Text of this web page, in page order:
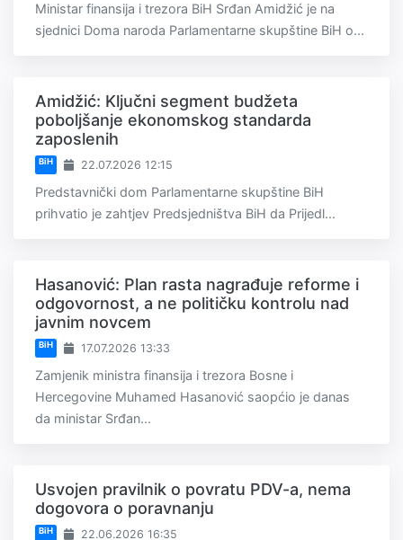
Ministar finansija i trezora BiH Srđan Amidžić je na
sjednici Doma naroda Parlamentarne skupštine BiH o...
Amidžić: Ključni segment budžeta
poboljšanje ekonomskog standarda
zaposlenih
BiH 22.07.2026 12:15
Predstavnički dom Parlamentarne skupštine BiH
prihvatio je zahtjev Predsjedništva BiH da Prijedl...
Hasanović: Plan rasta nagrađuje reforme i
odgovornost, a ne političku kontrolu nad
javnim novcem
BiH 17.07.2026 13:33
Zamjenik ministra finansija i trezora Bosne i
Hercegovine Muhamed Hasanović saopćio je danas
da ministar Srđan...
Usvojen pravilnik o povratu PDV-a, nema
dogovora o poravnanju
BiH 22.06.2026 16:35